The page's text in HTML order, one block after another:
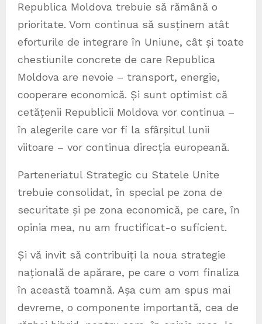
Republica Moldova trebuie să rămână o
prioritate. Vom continua să susținem atât
eforturile de integrare în Uniune, cât și toate
chestiunile concrete de care Republica
Moldova are nevoie – transport, energie,
cooperare economică. Și sunt optimist că
cetățenii Republicii Moldova vor continua –
în alegerile care vor fi la sfârșitul lunii
viitoare – vor continua direcția europeană.
Parteneriatul Strategic cu Statele Unite
trebuie consolidat, în special pe zona de
securitate și pe zona economică, pe care, în
opinia mea, nu am fructificat-o suficient.
Și vă invit să contribuiți la noua strategie
națională de apărare, pe care o vom finaliza
în această toamnă. Așa cum am spus mai
devreme, o componente importantă, cea de